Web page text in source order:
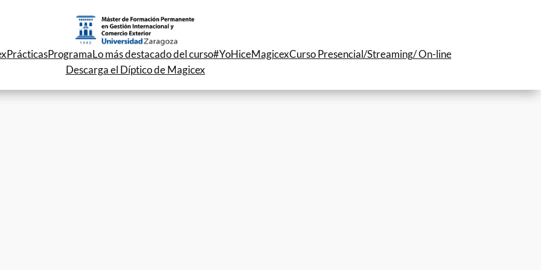
PrácticasProgramaLo más destacado del curso#YoHiceMagicexCurso Presencial/Streaming/ On-line
Descarga el Díptico de Magicex